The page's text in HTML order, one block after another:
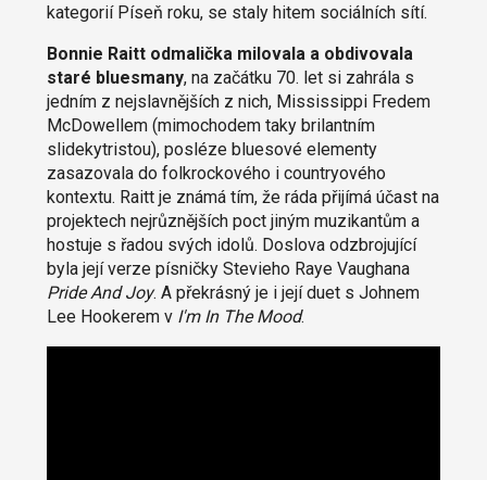
kategorií Píseň roku, se staly hitem sociálních sítí.
Bonnie Raitt odmalička milovala a obdivovala
staré bluesmany, na začátku 70. let si zahrála s
jedním z nejslavnějších z nich, Mississippi Fredem
McDowellem (mimochodem taky brilantním
slidekytristou), posléze bluesové elementy
zasazovala do folkrockového i countryového
kontextu. Raitt je známá tím, že ráda přijímá účast na
projektech nejrůznějších poct jiným muzikantům a
hostuje s řadou svých idolů. Doslova odzbrojující
byla její verze písničky Stevieho Raye Vaughana
Pride And Joy. A překrásný je i její duet s Johnem
Lee Hookerem v I'm In The Mood.